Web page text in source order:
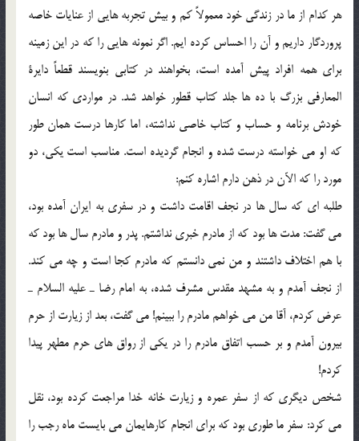
هر كدام از ما در زندگي خود معمولاً كم و بيش تجربه هايي از عنايات خاصه
پروردگار داريم و آن را احساس كرده ايم. اگر نمونه هايي را كه در اين زمينه
براي همه افراد پيش آمده است، بخواهند در كتابي بنويسند قطعاً دايرة
المعارفي بزرگ با ده ها جلد كتاب قطور خواهد شد. در مواردي كه انسان
خودش برنامه و حساب و كتاب خاصي نداشته، اما كارها درست همان طور
كه او مي خواسته درست شده و انجام گرديده است. مناسب است يكي، دو
مورد را كه الآن در ذهن دارم اشاره كنم:
طلبه اي كه سال ها در نجف اقامت داشت و در سفري به ايران آمده بود،
مي گفت: مدت ها بود كه از مادرم خبري نداشتم. پدر و مادرم سال ها بود كه
با هم اختلاف داشتند و من نمي دانستم كه مادرم كجا است و چه مي كند.
از نجف آمدم و به مشهد مقدس مشرف شده، به امام رضا ـ عليه السلام ـ
عرض كردم، آقا من مي خواهم مادرم را ببينم! مي گفت، بعد از زيارت از حرم
بيرون آمدم و بر حسب اتفاق مادرم را در يكي از رواق هاي حرم مطهر پيدا
كردم!
شخص ديگري كه از سفر عمره و زيارت خانه خدا مراجعت كرده بود، نقل
مي كرد: سفر ما طوري بود كه براي انجام كارهايمان مي بايست ماه رجب را